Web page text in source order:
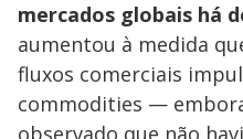
mercados globais há
aumentou à medida
fluxos comerciais
commodities —